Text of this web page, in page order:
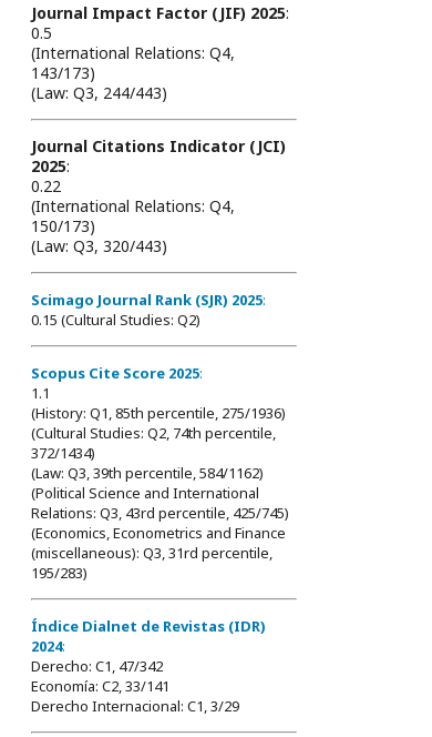
Journal Impact Factor (JIF) 2025:
0.5
(International Relations: Q4,
143/173)
(Law: Q3, 244/443)
Journal Citations Indicator (JCI)
2025:
0.22
(International Relations: Q4,
150/173)
(Law: Q3, 320/443)
Scimago Journal Rank (SJR) 2025:
0.15 (Cultural Studies: Q2)
Scopus Cite Score 2025:
1.1
(History: Q1, 85th percentile, 275/1936)
(Cultural Studies: Q2, 74th percentile,
372/1434)
(Law: Q3, 39th percentile, 584/1162)
(Political Science and International
Relations: Q3, 43rd percentile, 425/745)
(Economics, Econometrics and Finance
(miscellaneous): Q3, 31rd percentile,
195/283)
Índice Dialnet de Revistas (IDR)
2024:
Derecho: C1, 47/342
Economía: C2, 33/141
Derecho Internacional: C1, 3/29